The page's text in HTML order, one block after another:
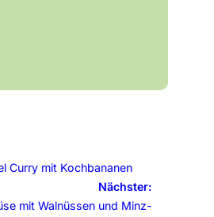
Curry mit Kochbananen
Nächster:
mit Walnüssen und Minz-